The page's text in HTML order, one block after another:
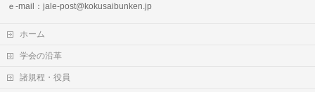
ｅ-mail：jale-post@kokusaibunken.jp
ホーム
学会の沿革
諸規程・役員